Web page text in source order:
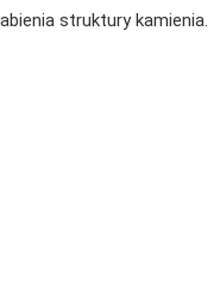
struktury kamienia.